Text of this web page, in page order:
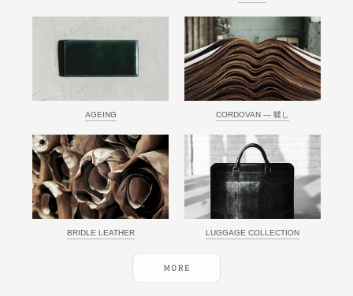
AGEING CORDOVAN ― 鞣し
BRIDLE LEATHER LUGGAGE COLLECTION